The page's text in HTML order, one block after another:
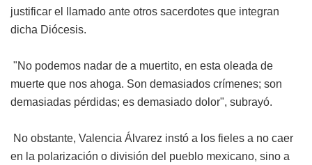
justificar el llamado ante otros sacerdotes que integran
dicha Diócesis.
"No podemos nadar de a muertito, en esta oleada de
muerte que nos ahoga. Son demasiados crímenes; son
demasiadas pérdidas; es demasiado dolor", subrayó.
No obstante, Valencia Álvarez instó a los fieles a no caer
en la polarización o división del pueblo mexicano, sino a